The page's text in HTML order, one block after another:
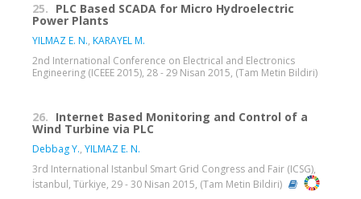
25. PLC Based SCADA for Micro Hydroelectric
Power Plants
YILMAZ E. N., KARAYEL M.
2nd International Conference on Electrical and Electronics
Engineering (ICEEE 2015), 28 - 29 Nisan 2015, (Tam Metin Bildiri)
26. Internet Based Monitoring and Control of a
Wind Turbine via PLC
Debbag Y., YILMAZ E. N.
3rd International Istanbul Smart Grid Congress and Fair (ICSG),
İstanbul, Türkiye, 29 - 30 Nisan 2015, (Tam Metin Bildiri)